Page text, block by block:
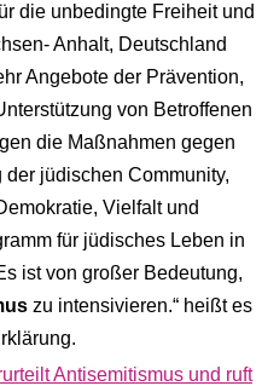
die unbedingte Freiheit und
Anhalt, Deutschland
Angebote der Prävention,
von Betroffenen
die Maßnahmen gegen
jüdischen Community,
Vielfalt und
für jüdisches Leben in
ist von großer Bedeutung,
zu intensivieren.“ heißt es
Antisemitismus und ruft